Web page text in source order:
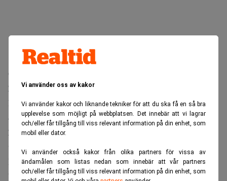
Vi använder oss av kakor
Vi använder kakor och liknande tekniker för att du ska få en så bra
upplevelse som möjligt på webbplatsen. Det innebär att vi lagrar
och/eller får tillgång till viss relevant information på din enhet, som
mobil eller dator.
Vi använder också kakor från olika partners för vissa av
ändamålen som listas nedan som innebär att vår partners
och/eller får tillgång till viss relevant information på din enhet, som
Granen Fastighetsutveckling har anställt juristen Peter
Zonabend som vd. Tidigare vd, Per Arwidsson, lämnar
kvarstår som operativ styrelseordförande.
– Jag är mycket nöjd över att vi har lyckats rekrytera Peter
Zonabend som VD till Granen. På det här sättet uppnår vi
två delmål; vi får en person med gedigen sund strategisk
kompetens med stark erfarenhet från entreprenörsdrivna
bolag som gillar vår företagskultur, samtidigt som min